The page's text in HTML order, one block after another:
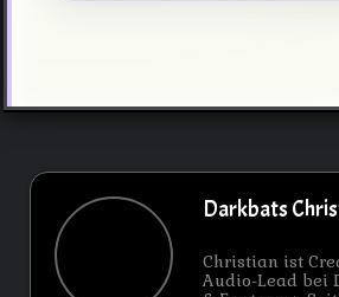
Darkbats
Christian ist
Audio-Lead bei